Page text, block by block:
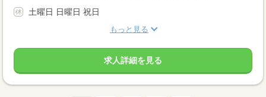
土曜日 日曜日 祝日
もっと見る
求人詳細を見る